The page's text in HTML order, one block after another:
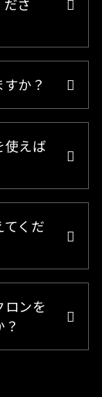
さ
か？
使えば
くだ
ンを